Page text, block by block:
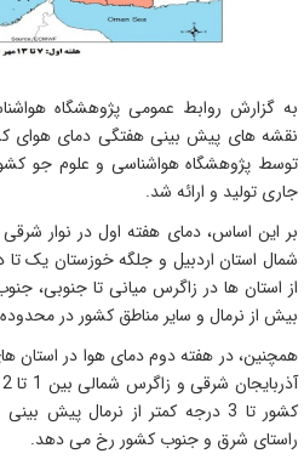
به گزارش روابط عمومی پژوهشگاه
نقشه های پیش بینی هفتگی دمای هوای
جاری تولید و ارائه شد.
بر این اساس، دمای هفته اول در نوار
شمال استان اردبیل و جلگه خوزستان یک
بیش از نرمال و سایر مناطق کشور در
همچنین، در هفته دوم دمای هوا در استان‌
کشور تا 3 درجه کمتر از نرمال
راستای شرق و جنوب کشور رخ می‌ دهد.